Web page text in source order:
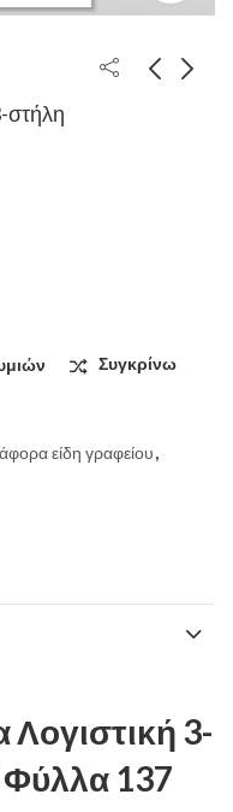
στήλη
(Όρθια) 100 Φύλλα 137
Συγκρίνω
είδη γραφείου,
3-
Φύλλα 137